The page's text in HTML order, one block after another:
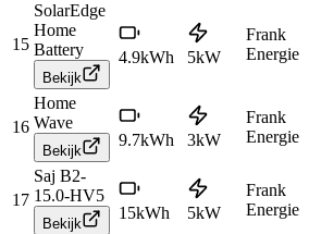
15
SolarEdge
Home
Battery
Bekijk
4.9kWh 5kW
Frank
Energie
16
Home
Wave
Bekijk
9.7kWh 3kW
Frank
Energie
17
Saj B2-
15.0-HV5
Bekijk
15kWh 5kW
Frank
Energie